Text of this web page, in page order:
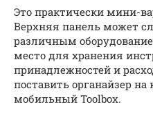
Это практически мини-
Верхняя панель может
различным
место для хранения
принадлежностей и
поставить органайзер на
мобильный Toolbox.